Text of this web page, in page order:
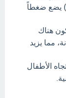
يضع ضغطاً
هناك
مما يزيد
الأطفال